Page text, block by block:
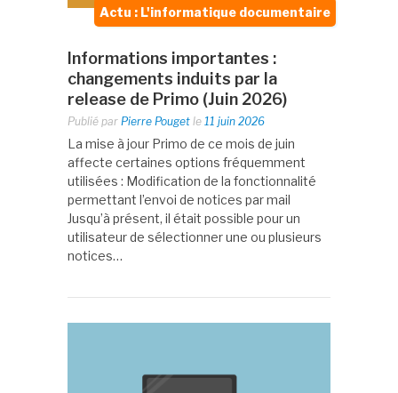
Actu : L'informatique documentaire
Informations importantes :
changements induits par la
release de Primo (Juin 2026)
Publié par Pierre Pouget le 11 juin 2026
La mise à jour Primo de ce mois de juin
affecte certaines options fréquemment
utilisées : Modification de la fonctionnalité
permettant l’envoi de notices par mail
Jusqu’à présent, il était possible pour un
utilisateur de sélectionner une ou plusieurs
notices…